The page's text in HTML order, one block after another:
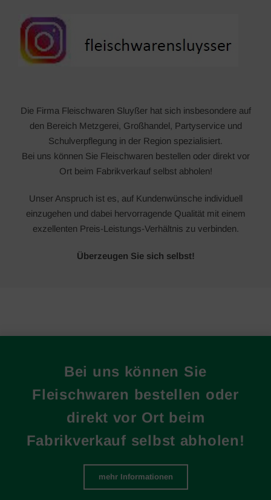
Die Firma Fleischwaren Sluyßer hat sich insbesondere auf
den Bereich Metzgerei, Großhandel, Partyservice und
Schulverpflegung in der Region spezialisiert.
Bei uns können Sie Fleischwaren bestellen oder direkt vor
Ort beim Fabrikverkauf selbst abholen!
Unser Anspruch ist es, auf Kundenwünsche individuell
einzugehen und dabei hervorragende Qualität mit einem
exzellenten Preis-Leistungs-Verhältnis zu verbinden.
Überzeugen Sie sich selbst!
Bei uns können Sie
Fleischwaren bestellen oder
direkt vor Ort beim
Fabrikverkauf selbst abholen!
mehr Informationen